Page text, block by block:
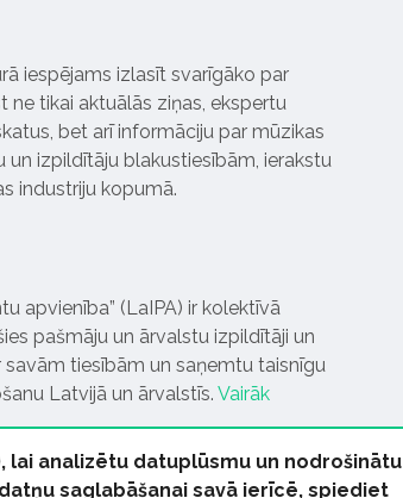
iespējams izlasīt svarīgāko par
ne tikai aktuālās ziņas, ekspertu
bet arī informāciju par mūzikas
un izpildītāju blakustiesībām, ierakstu
industriju kopumā.
apvienība” (LaIPA) ir kolektīvā
pašmāju un ārvalstu izpildītāji un
tiesībām un saņemtu taisnīgu
Latvijā un ārvalstīs. Vairāk
lai analizētu datuplūsmu un nodrošinātu
saglabāšanai savā ierīcē, spiediet